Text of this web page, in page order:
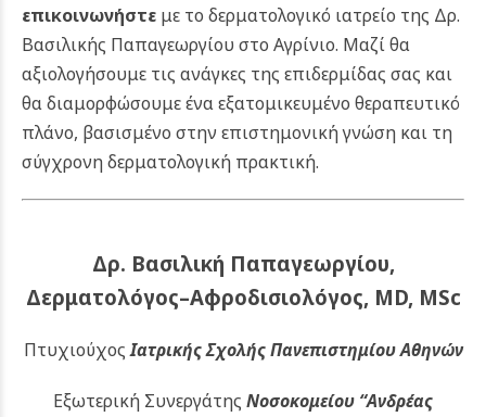
επικοινωνήστε με το δερματολογικό ιατρείο της Δρ.
Βασιλικής Παπαγεωργίου στο Αγρίνιο. Μαζί θα
αξιολογήσουμε τις ανάγκες της επιδερμίδας σας και
θα διαμορφώσουμε ένα εξατομικευμένο θεραπευτικό
πλάνο, βασισμένο στην επιστημονική γνώση και τη
σύγχρονη δερματολογική πρακτική.
Δρ. Βασιλική Παπαγεωργίου,
Δερματολόγος–Αφροδισιολόγος, MD, MSc
ΠτυχιούχοςΙατρικής Σχολής Πανεπιστημίου Αθηνών
Εξωτερική Συνεργάτης Νοσοκομείου “Ανδρέας